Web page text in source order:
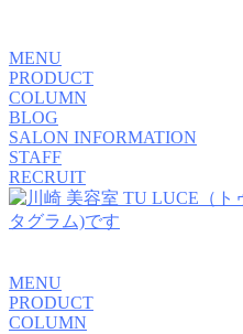
MENU
PRODUCT
COLUMN
BLOG
SALON INFORMATION
STAFF
RECRUIT
MENU
PRODUCT
COLUMN